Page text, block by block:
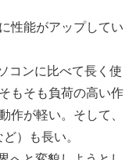
性能がアップしてい
コンに比べて長く使
もそも負荷の高い作
作が軽い。そして、
）も長い。